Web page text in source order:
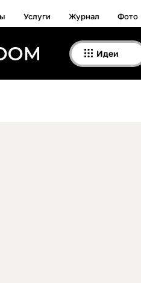
Услуги Журнал Фото
Идеи